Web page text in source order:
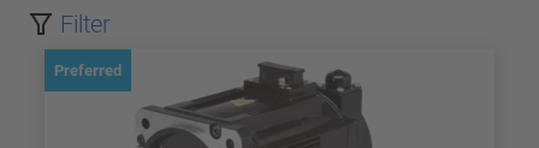
Filter
Preferred